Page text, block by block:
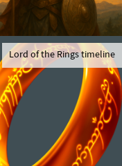
Lord of the Rings timeline